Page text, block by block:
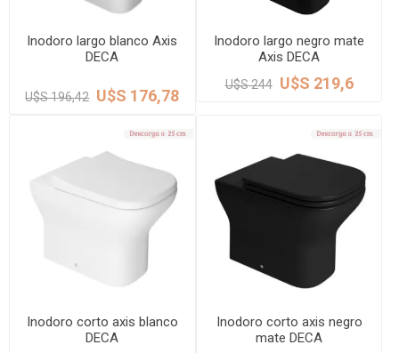
Inodoro largo blanco Axis
DECA
U$S 196,42 U$S 176,78
Inodoro largo negro mate
Axis DECA
U$S 244 U$S 219,6
Inodoro corto axis blanco
DECA
Inodoro corto axis negro
mate DECA